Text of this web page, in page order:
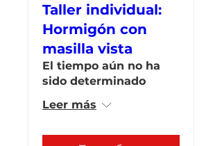
Taller individual:
Hormigón con
masilla vista
El tiempo aún no ha
sido determinado
Leer más